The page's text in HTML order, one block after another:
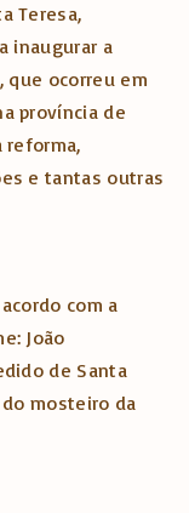
Teresa,
inaugurar a
que ocorreu em
província de
reforma,
e tantas outras
com a
João
de Santa
mosteiro da